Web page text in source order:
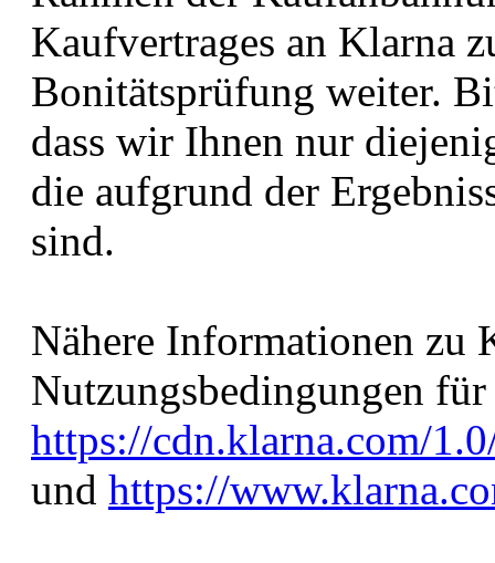
Kaufvertrages an Klarna
Bonitätsprüfung weiter.
dass wir Ihnen nur
die aufgrund der
sind.
Nähere Informationen zu
Nutzungsbedingungen
https://cdn.klarna.com/
und https://